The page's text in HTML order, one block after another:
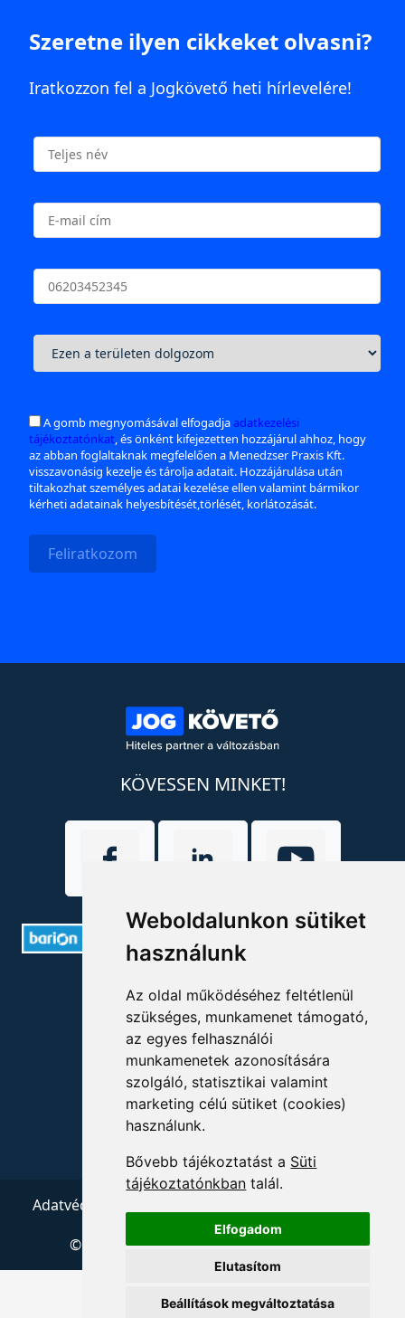
Weboldalunkon sütiket
használunk
Az oldal működéséhez feltétlenül
szükséges, munkamenet támogató,
az egyes felhasználói
munkamenetek azonosítására
szolgáló, statisztikai valamint
marketing célú sütiket (cookies)
használunk.
Bővebb tájékoztatást a Süti
tájékoztatónkban talál.
Elfogadom
Elutasítom
Beállítások megváltoztatása
Szeretne ilyen cikkeket olvasni?
Iratkozzon fel a Jogkövető heti hírlevelére!
A gomb megnyomásával elfogadjaadatkezelési
tájékoztatónkat, és önként kifejezetten hozzájárul ahhoz, hogy
az abban foglaltaknak megfelelően a Menedzser Praxis Kft.
visszavonásig kezelje és tárolja adatait. Hozzájárulása után
tiltakozhat személyes adatai kezelése ellen valamint bármikor
kérheti adatainak helyesbítését,törlését, korlátozását.
Feliratkozom
KÖVESSEN MINKET!
ELÉRHETŐSÉGEK
+36 1 880 7600
info@mprx.hu
Adatvédelem
© 2026 Copyright:Menedzserpraxis.hu